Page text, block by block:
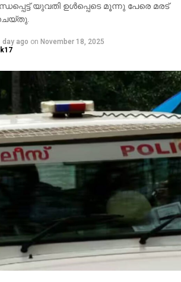
യുവതി ഉള്‍പ്പെടെ മൂന്നു പേരെ മരട്
day ago on November 18, 2025